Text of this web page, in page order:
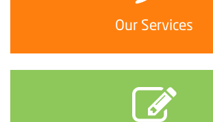
Our Services